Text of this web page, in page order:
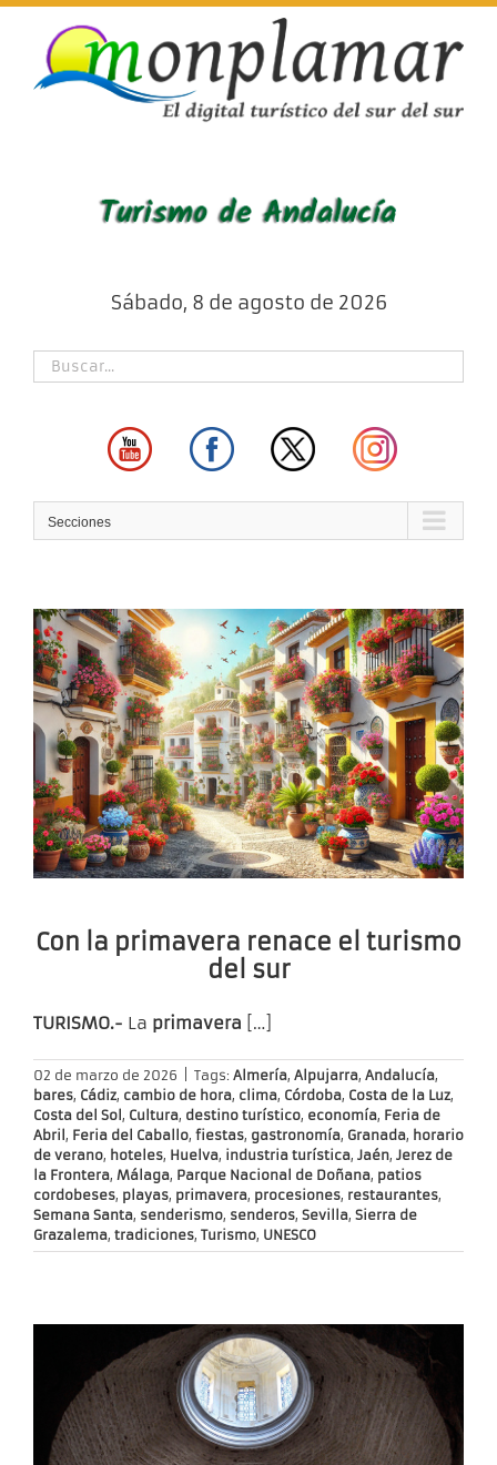
Skip
content
Sábado, 8 de agosto de 2026
Secciones
Con la primavera renace el turismo
del sur
TURISMO.- La primavera […]
02 de marzo de 2026 Tags: Almería, Alpujarra, Andalucía,
bares, Cádiz, cambio de hora, clima, Córdoba, Costa de la Luz,
Costa del Sol , Cultura, destino turístico, economía, Feria de
Abril , Feria del Caballo, fiestas, gastronomía, Granada, horario
de verano, hoteles, Huelva, industria turística, Jaén, Jerez de
la Frontera, Málaga, Parque Nacional de Doñana, patios
cordobeses, playas, primavera, procesiones, restaurantes,
Semana Santa, senderismo, senderos, Sevilla, Sierra de
Grazalema, tradiciones, Turismo, UNESCO